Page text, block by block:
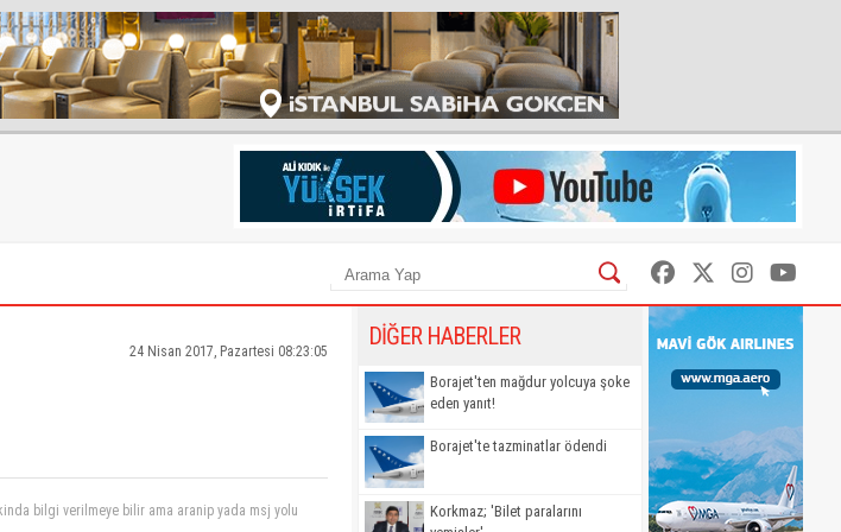
24 Nisan 2017, Pazartesi 08:23:05
bilgi verilmeye bilir ama aranip yada msj yolu
DİĞER HABERLER
Borajet'ten mağdur yolcuya şoke
eden yanıt!
Borajet'te tazminatlar ödendi
Korkmaz; 'Bilet paralarını